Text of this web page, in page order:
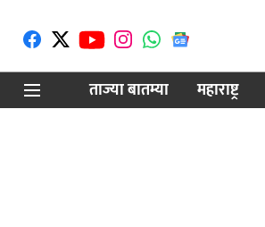
ताज्या बातम्या
महाराष्ट्र